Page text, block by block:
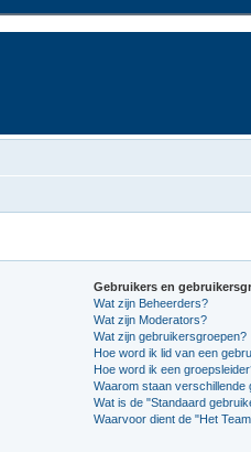
Gebruikers en
Wat zijn Beheerders?
Wat zijn Moderators?
Wat zijn gebruikersgroepen?
Hoe word ik lid van een
Hoe word ik een
Waarom staan
Wat is de "Standaard
Waarvoor dient de "Het